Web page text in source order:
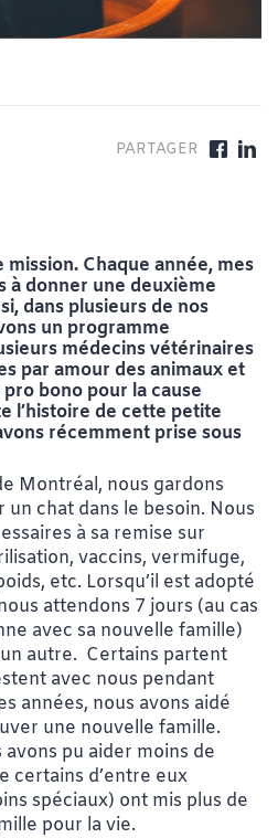
Chaque année, mes
à donner une deuxième
dans plusieurs de nos
un programme
médecins vétérinaires
par amour des animaux et
bono pour la cause
l’histoire de cette petite
récemment prise sous
Montréal, nous gardons
chat dans le besoin. Nous
à sa remise sur
vaccins, vermifuge,
etc. Lorsqu’il est adopté
attendons 7 jours (au cas
avec sa nouvelle famille)
autre. Certains partent
avec nous pendant
années, nous avons aidé
une nouvelle famille.
pu aider moins de
certains d’entre eux
spéciaux) ont mis plus de
pour la vie.